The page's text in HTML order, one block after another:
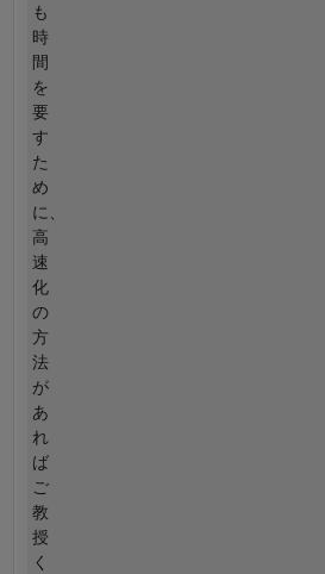
も
時
間
を
要
す
た
め
に、
高
速
化
の
方
法
が
あ
れ
ば
ご
教
授
く